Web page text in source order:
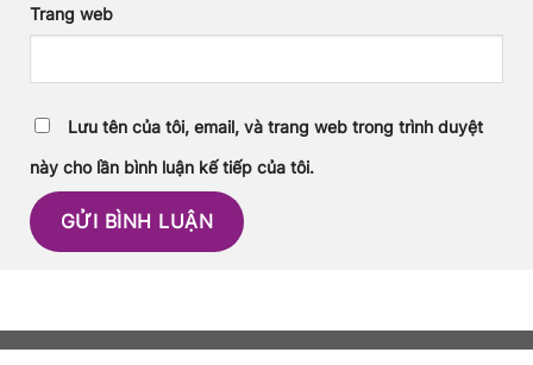
Trang web
Lưu tên của tôi, email, và trang web trong trình duyệt
này cho lần bình luận kế tiếp của tôi.